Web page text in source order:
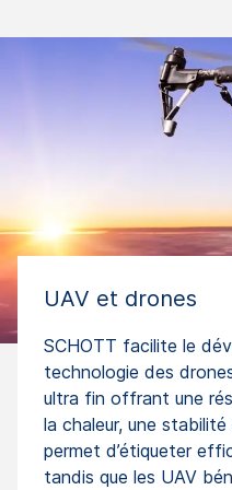
UAV et drones
SCHOTT facilite le
technologie des
ultra fin offrant une
la chaleur, une
permet d’étiqueter
tandis que les UAV